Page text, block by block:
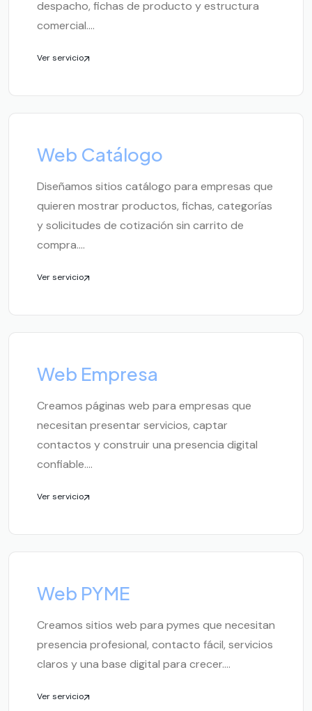
despacho, fichas de producto y estructura
comercial....
Ver servicio
Web Catálogo
Diseñamos sitios catálogo para empresas que
quieren mostrar productos, fichas, categorías
y solicitudes de cotización sin carrito de
compra....
Ver servicio
Web Empresa
Creamos páginas web para empresas que
necesitan presentar servicios, captar
contactos y construir una presencia digital
confiable....
Ver servicio
Web PYME
Creamos sitios web para pymes que necesitan
presencia profesional, contacto fácil, servicios
claros y una base digital para crecer....
Ver servicio